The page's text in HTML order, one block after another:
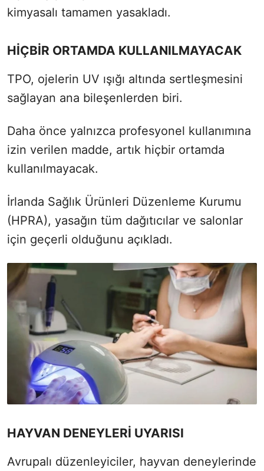
kimyasalı tamamen yasakladı.
HİÇBİR ORTAMDA KULLANILMAYACAK
TPO, ojelerin UV ışığı altında sertleşmesini
sağlayan ana bileşenlerden biri.
Daha önce yalnızca profesyonel kullanımına
izin verilen madde, artık hiçbir ortamda
kullanılmayacak.
İrlanda Sağlık Ürünleri Düzenleme Kurumu
(HPRA), yasağın tüm dağıtıcılar ve salonlar
için geçerli olduğunu açıkladı.
HAYVAN DENEYLERİ UYARISI
Avrupalı düzenleyiciler, hayvan deneylerinde